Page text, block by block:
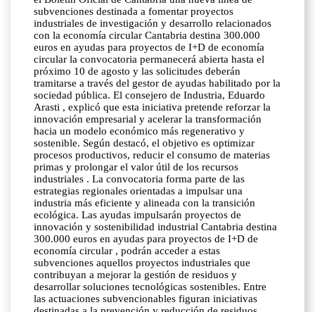
subvenciones destinada a fomentar proyectos
industriales de investigación y desarrollo relacionados
con la economía circular Cantabria destina 300.000
euros en ayudas para proyectos de I+D de economía
circular la convocatoria permanecerá abierta hasta el
próximo 10 de agosto y las solicitudes deberán
tramitarse a través del gestor de ayudas habilitado por la
sociedad pública. El consejero de Industria, Eduardo
Arasti , explicó que esta iniciativa pretende reforzar la
innovación empresarial y acelerar la transformación
hacia un modelo económico más regenerativo y
sostenible. Según destacó, el objetivo es optimizar
procesos productivos, reducir el consumo de materias
primas y prolongar el valor útil de los recursos
industriales . La convocatoria forma parte de las
estrategias regionales orientadas a impulsar una
industria más eficiente y alineada con la transición
ecológica. Las ayudas impulsarán proyectos de
innovación y sostenibilidad industrial Cantabria destina
300.000 euros en ayudas para proyectos de I+D de
economía circular , podrán acceder a estas
subvenciones aquellos proyectos industriales que
contribuyan a mejorar la gestión de residuos y
desarrollar soluciones tecnológicas sostenibles. Entre
las actuaciones subvencionables figuran iniciativas